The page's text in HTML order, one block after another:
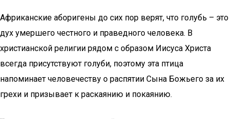
Африканские аборигены до сих пор верят, что голубь – это
дух умершего честного и праведного человека. В
христианской религии рядом с образом Иисуса Христа
всегда присутствуют голуби, поэтому эта птица
напоминает человечеству о распятии Сына Божьего за их
грехи и призывает к раскаянию и покаянию.